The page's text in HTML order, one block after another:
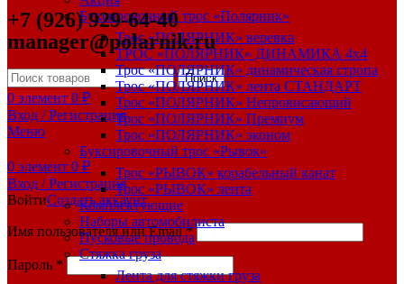
+7 (926) 929-64-40
manager@polarnik.ru
Поиск
0 элемент 0 ₽
Вход / Регистрация
Меню
0 элемент 0 ₽
Вход / Регистрация
ВойтиСоздать аккаунт
Имя пользователя или Email*
Пароль *
Буксировочный трос «Полярник»
Трос «ПОЛЯРНИК» веревка
ТРОС «ПОЛЯРНИК» ДИНАМИКА 4х4
Трос «ПОЛЯРНИК» динамическая стропа
Трос «ПОЛЯРНИК» лента СТАНДАРТ
Трос «ПОЛЯРНИК» Непровисающий
Трос «ПОЛЯРНИК» Премиум
Трос «ПОЛЯРНИК» эконом
Буксировочный трос «Рывок»
Трос «РЫВОК» корабельный канат
Трос «РЫВОК» лента
Комплектующие
Наборы автомобилиста
Пусковые провода
Стяжка груза
Лента для стяжки груза